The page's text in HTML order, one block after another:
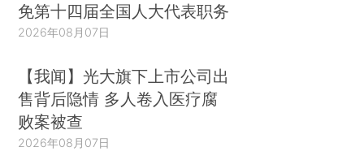
免第十四届全国人大代表职务
2026年08月07日
【我闻】光大旗下上市公司出
售背后隐情 多人卷入医疗腐
败案被查
2026年08月07日